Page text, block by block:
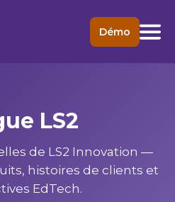
Démo
LS2
de LS2 Innovation —
histoires de clients et
EdTech.